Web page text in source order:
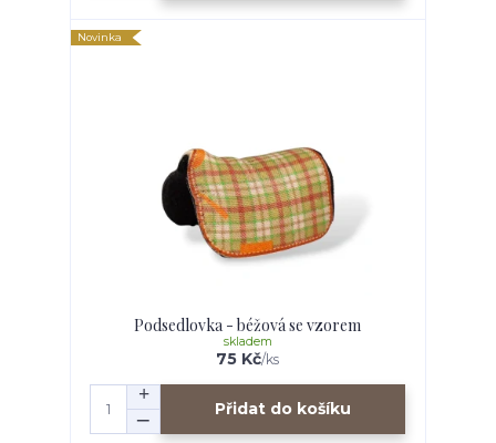
Novinka
Podsedlovka - béžová se vzorem
75 Kč/ks
skladem
Přidat do košíku